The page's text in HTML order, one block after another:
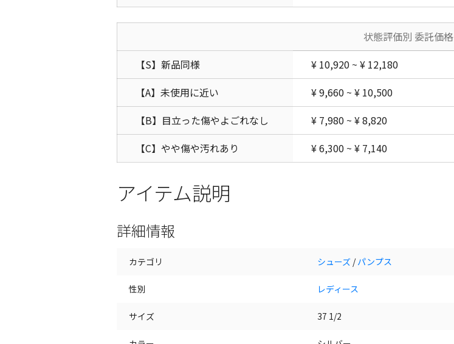
状態評価別 委託価格
【S】新品同様
¥ 10,920 ~ ¥ 12,180
【A】未使用に近い
¥ 9,660 ~ ¥ 10,500
【B】目立った傷やよごれなし
¥ 7,980 ~ ¥ 8,820
【C】やや傷や汚れあり
¥ 6,300 ~ ¥ 7,140
アイテム説明
詳細情報
カテゴリ シューズ /パンプス
性別 レディース
サイズ 37 1/2